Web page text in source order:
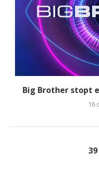
Big Brother stopt
16
39